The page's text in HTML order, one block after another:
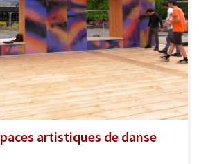
artistiques de danse